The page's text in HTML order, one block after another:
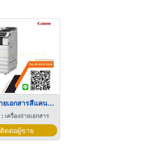
เครื่องถ่ายเอกสารสีแคนนอน ลพบุรี
เครื่องถ่ายเอกสาร
ติดต่อผู้ขาย